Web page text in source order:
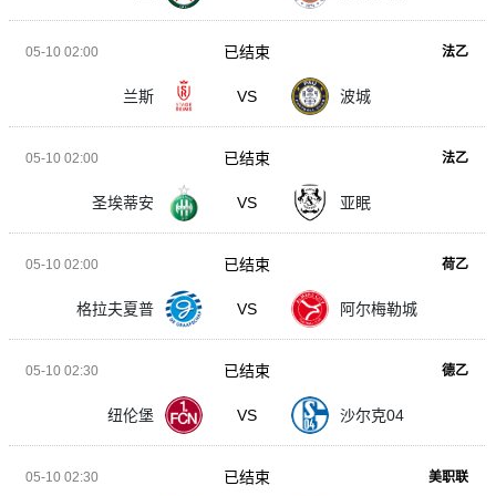
05-10 02:00 法乙
兰斯 VS 波城
已结束
05-10 02:00 法乙
圣埃蒂安 VS 亚眠
已结束
05-10 02:00 荷乙
格拉夫夏普 VS 阿尔梅勒城
已结束
05-10 02:30 德乙
纽伦堡 VS 沙尔克04
已结束
05-10 02:30 美职联
已结束